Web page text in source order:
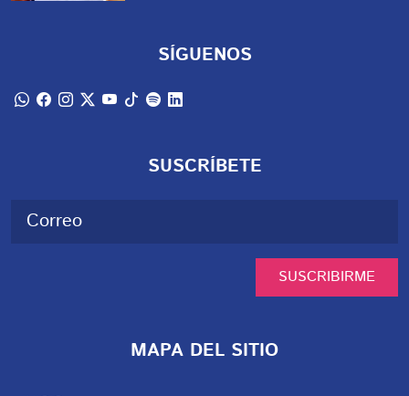
SÍGUENOS
SUSCRÍBETE
SUSCRIBIRME
MAPA DEL SITIO